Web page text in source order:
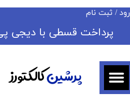
/ ثبت نام
حساب کاربری من
تغییر گذر واژه
سفارشات
خروج از حساب کاربری
​​پرداخت قسطی با دیجی
پرشینکالکتورز